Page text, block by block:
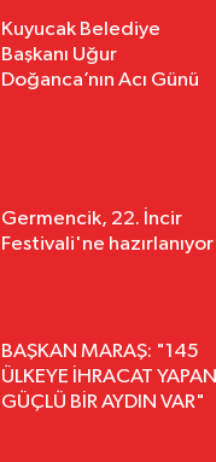
Kuyucak Belediye
Başkanı Uğur
Doğanca’nın Acı Günü
Germencik, 22. İncir
Festivali'ne hazırlanıyor
BAŞKAN MARAŞ: "145
ÜLKEYE İHRACAT YAPAN
GÜÇLÜ BİR AYDIN VAR"